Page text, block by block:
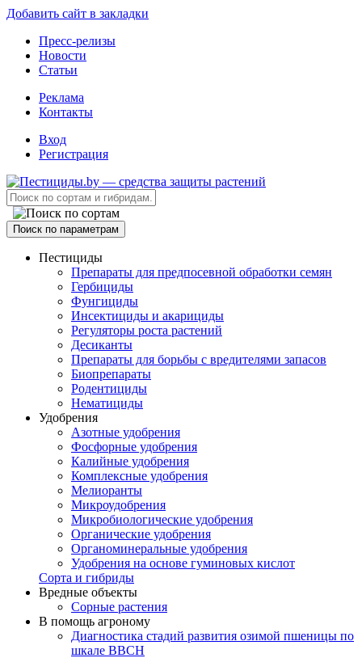
Добавить сайт в закладки
Пресс-релизы
Новости
Статьи
Реклама
Контакты
Вход
Регистрация
Поиск по параметрам
Пестициды
Препараты для предпосевной обработки семян
Гербициды
Фунгициды
Инсектициды и акарициды
Регуляторы роста растений
Десиканты
Препараты для борьбы с вредителями запасов
Биопрепараты
Родентициды
Нематициды
Удобрения
Азотные удобрения
Фосфорные удобрения
Калийные удобрения
Комплексные удобрения
Мелиоранты
Микроудобрения
Микробиологические удобрения
Органические удобрения
Органоминеральные удобрения
Удобрения на основе гуминовых кислот
Сорта и гибриды
Вредные объекты
Сорные растения
В помощь агроному
Диагностика стадий развития озимой пшеницы по
шкале ВВСН